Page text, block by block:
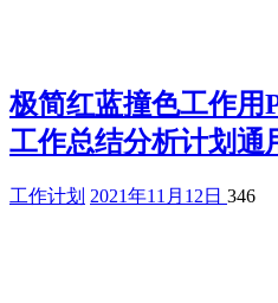
极简红蓝撞色工作用
工作总结分析计划通
工作计划 2021年11月12日 346